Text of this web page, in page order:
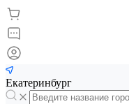
Екатеринбург